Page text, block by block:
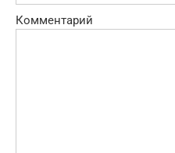
Комментарий